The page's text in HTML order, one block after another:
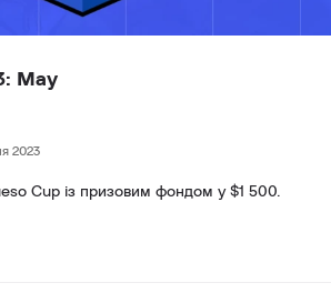
May
2023
Cup із призовим фондом у $1 500.